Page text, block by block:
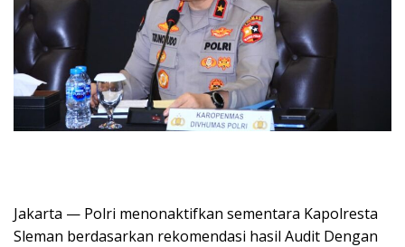
Jakarta — Polri menonaktifkan sementara Kapolresta
Sleman berdasarkan rekomendasi hasil Audit Dengan